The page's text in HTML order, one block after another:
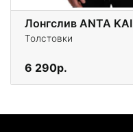
Лонгслив ANTA KAI
Толстовки
6 290р.